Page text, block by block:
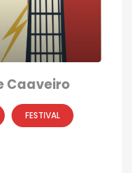
Caaveiro
FESTIVAL